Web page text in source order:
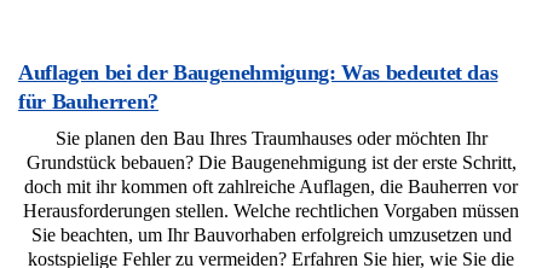
Auflagen bei der Baugenehmigung: Was bedeutet das
für Bauherren?
Sie planen den Bau Ihres Traumhauses oder möchten Ihr
Grundstück bebauen? Die Baugenehmigung ist der erste Schritt,
doch mit ihr kommen oft zahlreiche Auflagen, die Bauherren vor
Herausforderungen stellen. Welche rechtlichen Vorgaben müssen
Sie beachten, um Ihr Bauvorhaben erfolgreich umzusetzen und
kostspielige Fehler zu vermeiden? Erfahren Sie hier, wie Sie die